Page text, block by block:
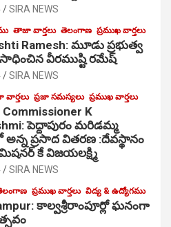
SIRA NEWS
తాజా వార్తలు తెలంగాణ ప్రముఖ వార్తలు
Ramesh: మూడు ప్రభుత్వ
వీరముష్టి రమేష్
SIRA NEWS
ప్రజా సమస్యలు ప్రముఖ వార్తలు
K
పెద్దాపురం మరిడమ్మ
అన్న ప్రసాద వితరణ :దేవస్థానం
కే విజయలక్ష్మి
SIRA NEWS
ప్రముఖ వార్తలు విద్య & ఉద్యోగము
కాల్వశ్రీరాంపూర్లో ఘనంగా